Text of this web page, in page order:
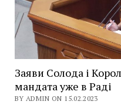
Заяви Солода і
мандата уже в Раді
BY ADMIN ON 15.02.2023